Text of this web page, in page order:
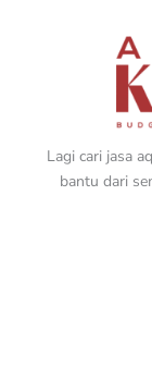
Lagi cari jasa
bantu dari